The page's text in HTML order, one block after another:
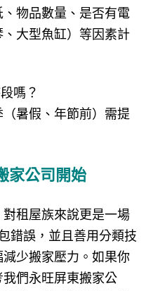
物品數量、是否有電
大型魚缸）等因素計
嗎？
暑假、年節前）需提
家公司開始
租屋族來說更是一場
錯誤，並且善用分類技
少搬家壓力。如果你
們永旺屏東搬家公